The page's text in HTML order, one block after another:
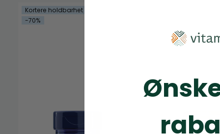
Kortere holdbarhet
-70%